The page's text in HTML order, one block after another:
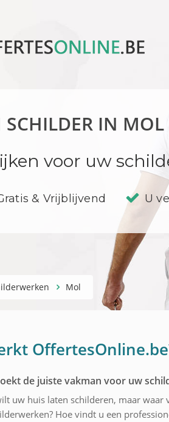
IN MOL
voor uw
& Vrijblijvend U
Mol
de juiste vakman voor uw
uw huis laten schilderen, maar
Hoe vindt u een